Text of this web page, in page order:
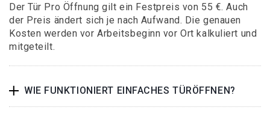
Der Tür Pro Öffnung gilt ein Festpreis von 55 €. Auch
der Preis ändert sich je nach Aufwand. Die genauen
Kosten werden vor Arbeitsbeginn vor Ort kalkuliert und
mitgeteilt.
WIE FUNKTIONIERT EINFACHES TÜRÖFFNEN?